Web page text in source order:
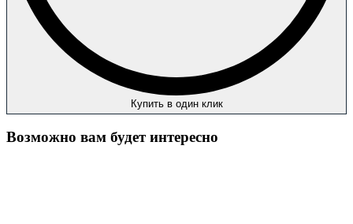
Купить в один клик
Возможно вам будет интересно